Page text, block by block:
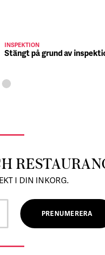
INSPEKTION
Stängt på grund av
I DIN INKORG.